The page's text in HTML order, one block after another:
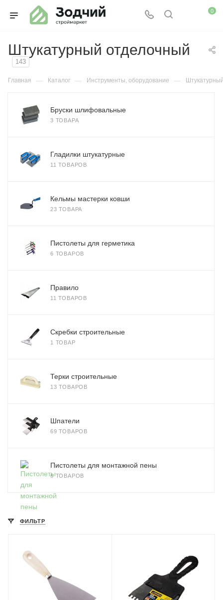
0
Штукатурный отделочный
143
Главная — Каталог — Инструменты, оборудование —
Бруски шлифовальные
3 ТОВАРА
Гладилки штукатурные
11 ТОВАРОВ
Кельмы мастерки ковши
23 ТОВАРА
Пистолеты для герметика
6 ТОВАРОВ
Правило
11 ТОВАРОВ
Скребки строительные
1 ТОВАР
Терки строительные
13 ТОВАРОВ
Шпатели
69 ТОВАРОВ
Пистолеты для монтажной пены
6 ТОВАРОВ
ФИЛЬТР